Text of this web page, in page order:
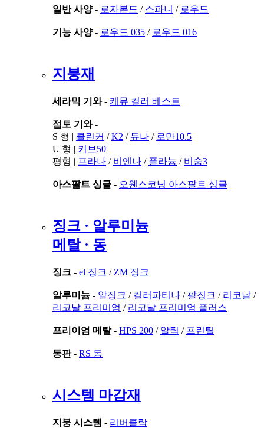
일반 사양 - 로자본드 / 스파니 / 로우드
기능 사양 - 로우드 035 / 로우드 016
지붕재
세라믹 기와 - 케뮤 컬러 베스트
점토 기와 -
S 형 | 클린커 /K2 / 듀나 / 로만10.5
U 형 | 커브50
평형 | 프라나 / 비엔나 / 플라늄 / 비숨3
아스팔트 싱글 - 오웬스코닝 아스팔트 싱글
징크 · 알루미늄
메탈 · 동
징크 - el 징크 / ZM 징크
알루미늄 - 알징크 / 컬러파티나 / 팔징크 / 리코날 /
리코날 프리미엄 / 리코날 프리미엄 플러스
프리이엄 메탈 - HPS 200 / 알틱 / 프린틸
동판 - RS 동
시스템 마감재
지붕 시스템 - 리버클락